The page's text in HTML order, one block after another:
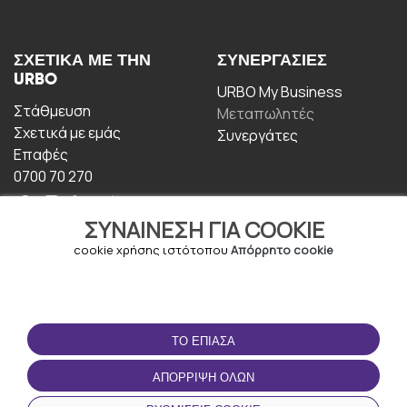
ΣΥΝΑΊΝΕΣΗ ΓΙΑ COOKIE
cookie χρήσης ιστότοπου Απόρρητο cookie
ΤΟ ΈΠΙΑΣΑ
ΑΠΌΡΡΙΨΗ ΌΛΩΝ
ΣΧΕΤΙΚΆ ΜΕ ΤΗΝ
URBO
Στάθμευση
Σχετικά με εμάς
Επαφές
0700 70 270
ΣΥΝΕΡΓΑΣΊΕΣ
URBO My Business
Μεταπωλητές
Συνεργάτες
ΟΡΟΙ ΧΡΉΣΗΣ
Οροι και Προϋποθέσεις
Πολιτική απορρήτου
ΚΑΤΕΒΆΣΤΕ ΤΗΝ
ΕΦΑΡΜΟΓΉ